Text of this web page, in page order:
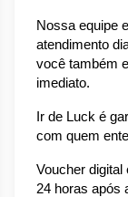
Nossa equipe
atendimento
você também
imediato.
Ir de Luck é
com quem
Voucher digital
24 horas após